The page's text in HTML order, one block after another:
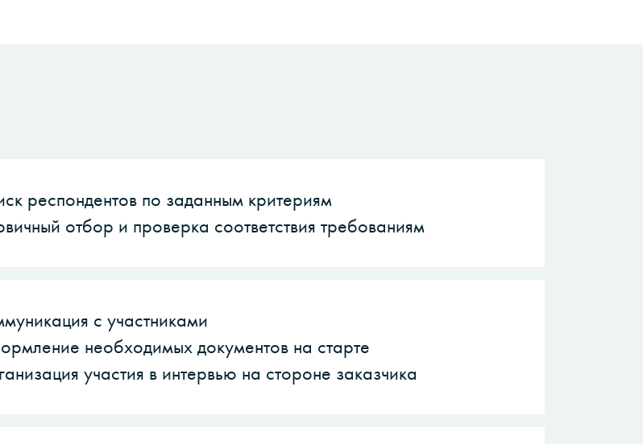
респондентов по заданным критериям
отбор и проверка соответствия требованиям
с участниками
необходимых документов на старте
участия в интервью на стороне заказчика